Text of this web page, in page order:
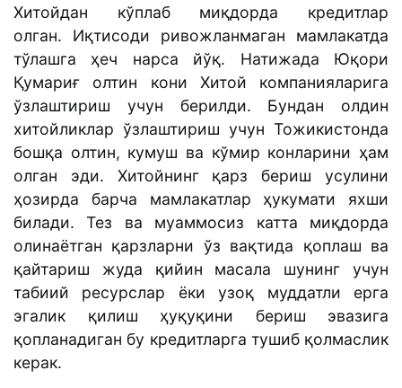
Хитойдан кўплаб миқдорда кредитлар
олган. Иқтисоди ривожланмаган мамлакатда
тўлашга ҳеч нарса йўқ. Натижада Юқори
Қумариғ олтин кони Хитой компанияларига
ўзлаштириш учун берилди. Бундан олдин
хитойликлар ўзлаштириш учун Тожикистонда
бошқа олтин, кумуш ва кўмир конларини ҳам
олган эди. Хитойнинг қарз бериш усулини
ҳозирда барча мамлакатлар ҳукумати яхши
билади. Тез ва муаммосиз катта миқдорда
олинаётган қарзларни ўз вақтида қоплаш ва
қайтариш жуда қийин масала шунинг учун
табиий ресурслар ёки узоқ муддатли ерга
эгалик қилиш ҳуқуқини бериш эвазига
қопланадиган бу кредитларга тушиб қолмаслик
керак.